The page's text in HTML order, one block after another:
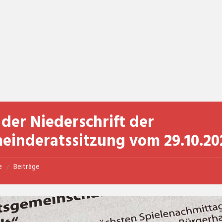
Niederschrift der
vom
/ Beiträge